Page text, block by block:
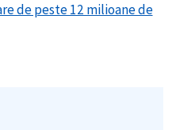
de peste 12 milioane de